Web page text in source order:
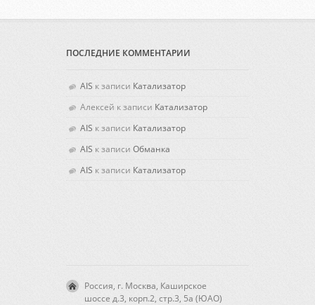
ПОСЛЕДНИЕ КОММЕНТАРИИ
AIS к записи Катализатор
Алексей к записи Катализатор
AIS к записи Катализатор
AIS к записи Обманка
AIS к записи Катализатор
Россия, г. Москва, Каширское
шоссе д.3, корп.2, стр.3, 5а (ЮАО)